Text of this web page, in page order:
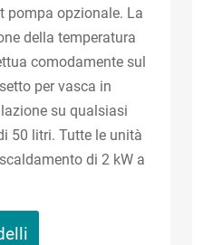
pompa opzionale. La
della temperatura
comodamente sul
per vasca in
su qualsiasi
50 litri. Tutte le unità
di 2 kW a